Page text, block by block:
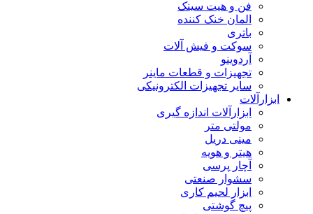
فن و هیت سینک
المان خنک کننده
باتری
سوکت و فیش آلات
آردوینو
تجهیزات و قطعات ماینر
سایر تجهیزات الکترونیکی
ابزارآلات
ابزارآلات اندازه گیری
مولتی متر
مینی دریل
هیتر و هویه
آچار پرسی
سشوار صنعتی
ابزار لحیم کاری
پیچ گوشتی